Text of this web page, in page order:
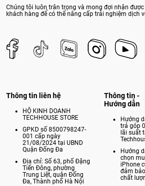
Chúng tôi luôn trân trọng và mong đợi nhận
khách hàng để có thể nâng cấp trải nghiệm dịch
Thông tin liên hệ
HỘ KINH DOANH
TECHHOUSE STORE
GPKD số 8500798247-
001 cấp ngày
21/08/2024 tại UBND
Quận Đống Đa
Địa chỉ: Số 63, phố Đặng
Tiến Đông, phường
Trung Liệt, quận Đống
Đa, Thành phố Hà Nội
Thông tin -
Hướng dẫn
Hướng
trả góp
lãi suất
Hướng
chọn
iPhone
đảm bảo
chất